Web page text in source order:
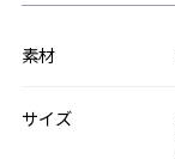
素材
サイズ